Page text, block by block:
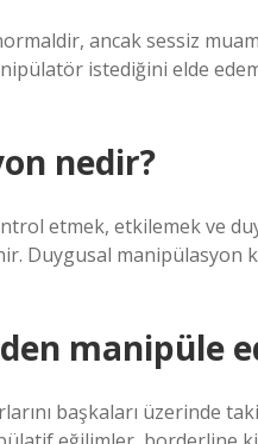
ancak sessiz
istediğini elde
nedir?
etmek, etkilemek ve
Duygusal manipülasyon
manipüle
başkaları üzerinde